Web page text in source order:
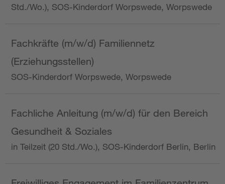
Std./Wo.), SOS-Kinderdorf Worpswede, Worpswede
Fachkräfte (m/w/d) Familiennetz
(Erziehungsstellen)
SOS-Kinderdorf Worpswede, Worpswede
Fachliche Anleitung (m/w/d) für den Bereich
Gesundheit & Soziales
in Teilzeit (20 Std./Wo.), SOS-Kinderdorf Berlin, Berlin